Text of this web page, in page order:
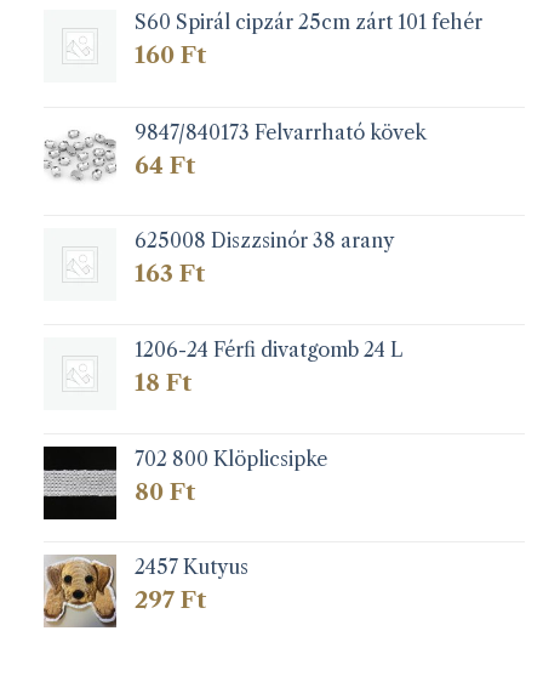
S60 Spirál cipzár 25cm zárt 101 fehér
160 Ft
9847/840173 Felvarrható kövek
64 Ft
625008 Diszzsinór 38 arany
163 Ft
1206-24 Férfi divatgomb 24 L
18 Ft
702 800 Klöplicsipke
80 Ft
2457 Kutyus
297 Ft